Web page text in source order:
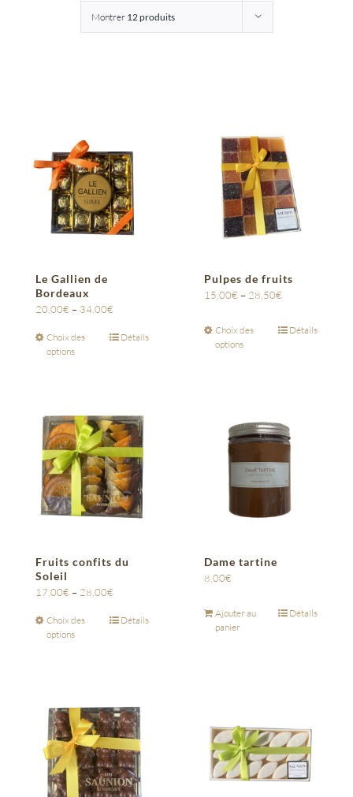
Montrer 12 produits
Le Gallien de
Bordeaux
20,00€ – 34,00€
Choix des
options
Détails
Pulpes de fruits
15,00€ – 28,50€
Choix des
options
Détails
Fruits confits du
Soleil
17,00€ – 28,00€
Choix des
options
Détails
Dame tartine
8,00€
Ajouter au
panier
Détails